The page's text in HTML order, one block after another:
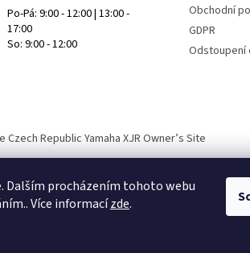
Dalším procházením tohoto webu
Více informacízde.
Po-Pá: 9:00 - 12:00 | 13:00 -
17:00
So: 9:00 - 12:00
Obchodní
GDPR
Odstoupení
Republic Yamaha XJR Owner’s Site